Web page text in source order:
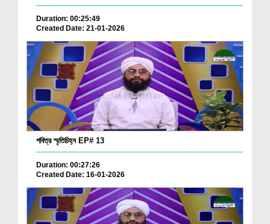
Duration: 00:25:49
Created Date: 21-01-2026
পবিত্র স্মৃতিচিহ্ন EP# 13
Duration: 00:27:26
Created Date: 16-01-2026